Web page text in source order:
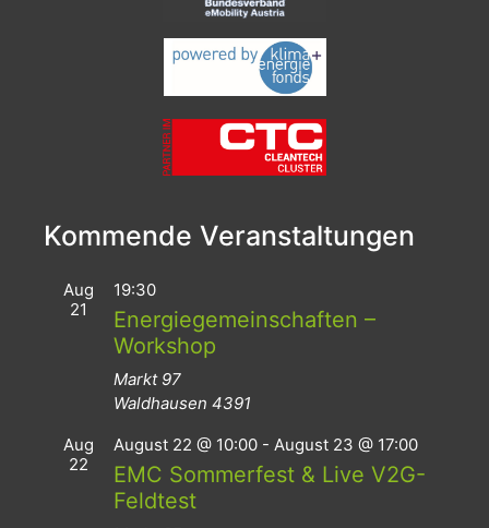
Kommende Veranstaltungen
Aug
21
19:30
Energiegemeinschaften –
Workshop
Markt 97
Waldhausen 4391
Aug
22
August 22 @ 10:00 - August 23 @ 17:00
EMC Sommerfest & Live V2G-
Feldtest